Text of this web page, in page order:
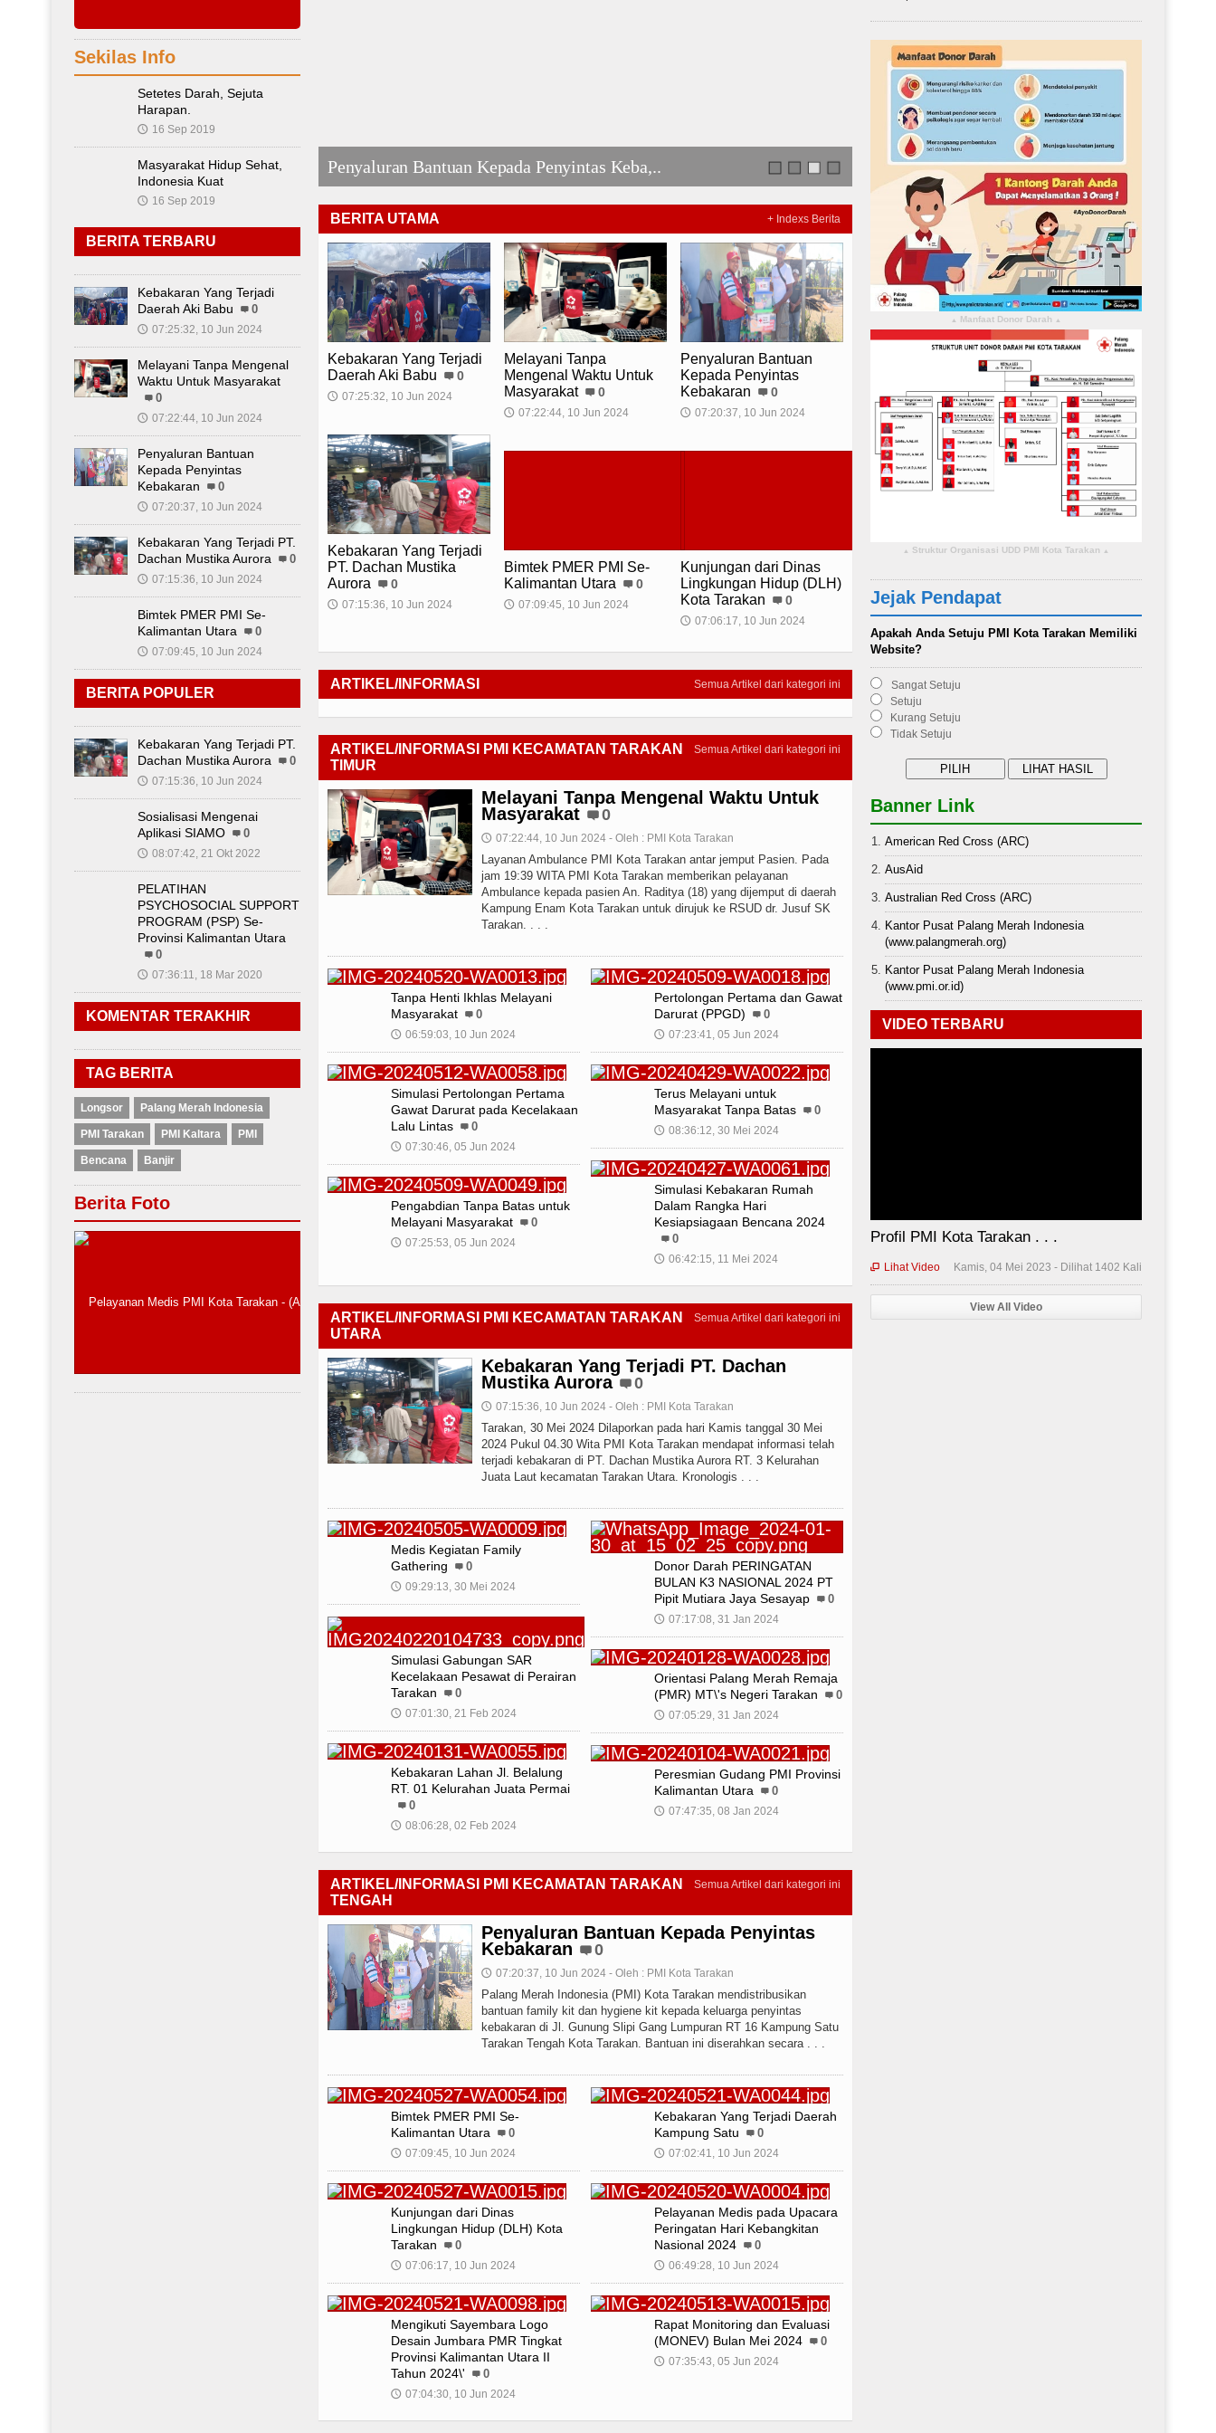
Untuk Masy,.. Penyaluran Bantuan Kepada Penyintas Keba,.. Kebakaran Yang Terjadi PT. Dachan Mustik,..
+ Indexs Berita
BERITA UTAMA
Kebakaran Yang Terjadi
Daerah Aki Babu
0
🕔 07:25:32, 10 Jun 2024
Melayani Tanpa
Mengenal Waktu Untuk
Masyarakat
0
🕔 07:22:44, 10 Jun 2024
Penyaluran Bantuan
Kepada Penyintas
Kebakaran
0
🕔 07:20:37, 10 Jun 2024
Kebakaran Yang Terjadi
PT. Dachan Mustika
Aurora
0
🕔 07:15:36, 10 Jun 2024
Bimtek PMER PMI Se-
Kalimantan Utara
0
🕔 07:09:45, 10 Jun 2024
Kunjungan dari Dinas
Lingkungan Hidup (DLH)
Kota Tarakan
0
🕔 07:06:17, 10 Jun 2024
Semua Artikel dari kategori ini
ARTIKEL/INFORMASI
Semua Artikel dari kategori ini
ARTIKEL/INFORMASI PMI KECAMATAN TARAKAN
TIMUR
Melayani Tanpa Mengenal Waktu Untuk
Masyarakat
0
🕔 07:22:44, 10 Jun 2024 - Oleh : PMI Kota Tarakan
Layanan Ambulance PMI Kota Tarakan antar jemput Pasien. Pada
jam 19:39 WITA PMI Kota Tarakan memberikan pelayanan
Ambulance kepada pasien An. Raditya (18) yang dijemput di daerah
Kampung Enam Kota Tarakan untuk dirujuk ke RSUD dr. Jusuf SK
Tarakan. . . .
Tanpa Henti Ikhlas Melayani
Masyarakat
0
🕔 06:59:03, 10 Jun 2024
Simulasi Pertolongan Pertama
Gawat Darurat pada Kecelakaan
Lalu Lintas
0
🕔 07:30:46, 05 Jun 2024
Pengabdian Tanpa Batas untuk
Melayani Masyarakat
0
🕔 07:25:53, 05 Jun 2024
Pertolongan Pertama dan Gawat
Darurat (PPGD)
0
🕔 07:23:41, 05 Jun 2024
Terus Melayani untuk
Masyarakat Tanpa Batas
0
🕔 08:36:12, 30 Mei 2024
Simulasi Kebakaran Rumah
Dalam Rangka Hari
Kesiapsiagaan Bencana 2024
0
🕔 06:42:15, 11 Mei 2024
Semua Artikel dari kategori ini
ARTIKEL/INFORMASI PMI KECAMATAN TARAKAN
UTARA
Kebakaran Yang Terjadi PT. Dachan
Mustika Aurora
0
🕔 07:15:36, 10 Jun 2024 - Oleh : PMI Kota Tarakan
Tarakan, 30 Mei 2024 Dilaporkan pada hari Kamis tanggal 30 Mei
2024 Pukul 04.30 Wita PMI Kota Tarakan mendapat informasi telah
terjadi kebakaran di PT. Dachan Mustika Aurora RT. 3 Kelurahan
Juata Laut kecamatan Tarakan Utara. Kronologis . . .
Medis Kegiatan Family
Gathering
0
🕔 09:29:13, 30 Mei 2024
Simulasi Gabungan SAR
Kecelakaan Pesawat di Perairan
Tarakan
0
🕔 07:01:30, 21 Feb 2024
Kebakaran Lahan Jl. Belalung
RT. 01 Kelurahan Juata Permai
0
🕔 08:06:28, 02 Feb 2024
Donor Darah PERINGATAN
BULAN K3 NASIONAL 2024 PT
Pipit Mutiara Jaya Sesayap
0
🕔 07:17:08, 31 Jan 2024
Orientasi Palang Merah Remaja
(PMR) MT\'s Negeri Tarakan
0
🕔 07:05:29, 31 Jan 2024
Peresmian Gudang PMI Provinsi
Kalimantan Utara
0
🕔 07:47:35, 08 Jan 2024
Semua Artikel dari kategori ini
ARTIKEL/INFORMASI PMI KECAMATAN TARAKAN
TENGAH
Penyaluran Bantuan Kepada Penyintas
Kebakaran
0
🕔 07:20:37, 10 Jun 2024 - Oleh : PMI Kota Tarakan
Palang Merah Indonesia (PMI) Kota Tarakan mendistribusikan
bantuan family kit dan hygiene kit kepada keluarga penyintas
kebakaran di Jl. Gunung Slipi Gang Lumpuran RT 16 Kampung Satu
Tarakan Tengah Kota Tarakan. Bantuan ini diserahkan secara . . .
Bimtek PMER PMI Se-
Kalimantan Utara
0
🕔 07:09:45, 10 Jun 2024
Kunjungan dari Dinas
Lingkungan Hidup (DLH) Kota
Tarakan
0
🕔 07:06:17, 10 Jun 2024
Mengikuti Sayembara Logo
Desain Jumbara PMR Tingkat
Provinsi Kalimantan Utara II
Tahun 2024\'
0
🕔 07:04:30, 10 Jun 2024
Kebakaran Yang Terjadi Daerah
Kampung Satu
0
🕔 07:02:41, 10 Jun 2024
Pelayanan Medis pada Upacara
Peringatan Hari Kebangkitan
Nasional 2024
0
🕔 06:49:28, 10 Jun 2024
Rapat Monitoring dan Evaluasi
(MONEV) Bulan Mei 2024
0
🕔 07:35:43, 05 Jun 2024
Sekilas Info
Setetes Darah, Sejuta
Harapan.
🕔 16 Sep 2019
Masyarakat Hidup Sehat,
Indonesia Kuat
🕔 16 Sep 2019
BERITA TERBARU
Kebakaran Yang Terjadi
Daerah Aki Babu
0
🕔 07:25:32, 10 Jun 2024
Melayani Tanpa Mengenal
Waktu Untuk Masyarakat
0
🕔 07:22:44, 10 Jun 2024
Penyaluran Bantuan
Kepada Penyintas
Kebakaran
0
🕔 07:20:37, 10 Jun 2024
Kebakaran Yang Terjadi PT.
Dachan Mustika Aurora
0
🕔 07:15:36, 10 Jun 2024
Bimtek PMER PMI Se-
Kalimantan Utara
0
🕔 07:09:45, 10 Jun 2024
BERITA POPULER
Kebakaran Yang Terjadi PT.
Dachan Mustika Aurora
0
🕔 07:15:36, 10 Jun 2024
Sosialisasi Mengenai
Aplikasi SIAMO
0
🕔 08:07:42, 21 Okt 2022
PELATIHAN
PSYCHOSOCIAL SUPPORT
PROGRAM (PSP) Se-
Provinsi Kalimantan Utara
0
🕔 07:36:11, 18 Mar 2020
KOMENTAR TERAKHIR
TAG BERITA
Longsor Palang Merah Indonesia
PMI Tarakan PMI Kaltara PMI
Bencana Banjir
Berita Foto
▴ Manfaat Donor Darah ▴
▴ Struktur Organisasi UDD PMI Kota Tarakan ▴
Jejak Pendapat
Apakah Anda Setuju PMI Kota Tarakan Memiliki
Website?
Sangat Setuju
Setuju
Kurang Setuju
Tidak Setuju
Banner Link
American Red Cross (ARC)
AusAid
Australian Red Cross (ARC)
Kantor Pusat Palang Merah Indonesia
(www.palangmerah.org)
Kantor Pusat Palang Merah Indonesia
(www.pmi.or.id)
VIDEO TERBARU
Profil PMI Kota Tarakan . . .
Kamis, 04 Mei 2023 - Dilihat 1402 Kali
 Lihat Video
View All Video